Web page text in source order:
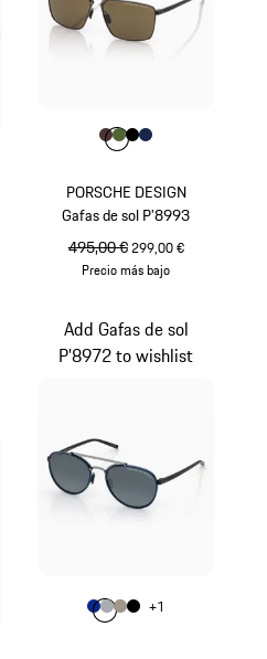
PORSCHE DESIGN
Gafas de sol P'8993
precio original
495,00 €precio de venta
299,00 €
Precio más bajo
Color
ColorMarrón
Color
ColorColor
Add Gafas de sol
P'8972 to wishlist
Color
ColorAzul
Color Gris
ColorGris Paladio
Color
+1